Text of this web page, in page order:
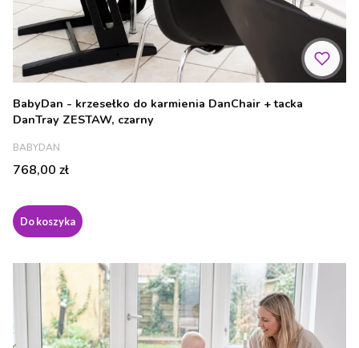
BabyDan - krzesełko do karmienia DanChair + tacka
DanTray ZESTAW, czarny
PRODUCENT
BABYDAN
Cena
768,00 zł
Do koszyka